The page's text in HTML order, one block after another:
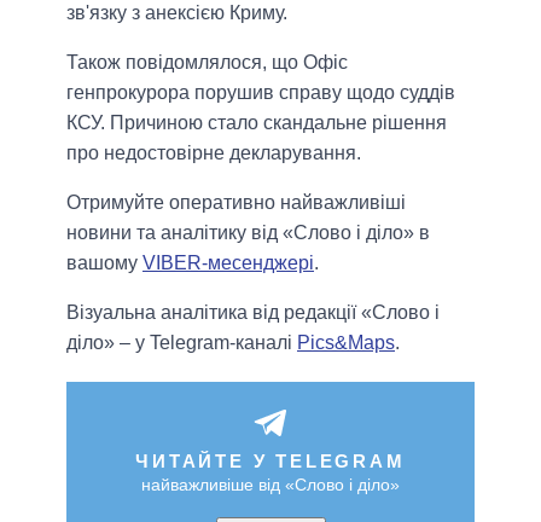
зв'язку з анексією Криму.
Також повідомлялося, що Офіс
генпрокурора порушив справу щодо суддів
КСУ. Причиною стало скандальне рішення
про недостовірне декларування.
Отримуйте оперативно найважливіші
новини та аналітику від «Слово і діло» в
вашому VIBER-месенджері.
Візуальна аналітика від редакції «Слово і
діло» – у Telegram-каналі Pics&Maps.
ЧИТАЙТЕ У TELEGRAM
найважливіше від «Слово і діло»